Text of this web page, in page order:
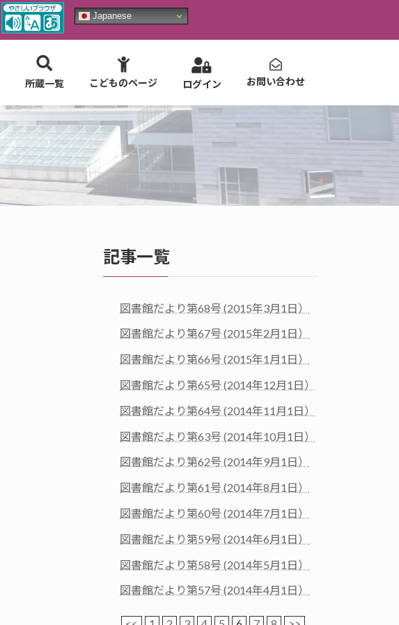
Japanese
所蔵一覧 こどものページ ログイン お問い合わせ
記事一覧
図書館だより第68号 (2015年3月1日）
図書館だより第67号 (2015年2月1日）
図書館だより第66号 (2015年1月1日）
図書館だより第65号 (2014年12月1日）
図書館だより第64号 (2014年11月1日）
図書館だより第63号 (2014年10月1日）
図書館だより第62号 (2014年9月1日）
図書館だより第61号 (2014年8月1日）
図書館だより第60号 (2014年7月1日）
図書館だより第59号 (2014年6月1日）
図書館だより第58号 (2014年5月1日）
図書館だより第57号 (2014年4月1日）